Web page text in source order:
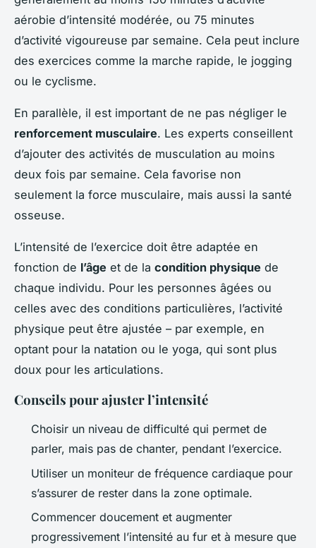
aérobie d’intensité modérée, ou 75 minutes
d’activité vigoureuse par semaine. Cela peut inclure
des exercices comme la marche rapide, le jogging
ou le cyclisme.
En parallèle, il est important de ne pas négliger le
renforcement musculaire. Les experts conseillent
d’ajouter des activités de musculation au moins
deux fois par semaine. Cela favorise non
seulement la force musculaire, mais aussi la santé
osseuse.
L’intensité de l’exercice doit être adaptée en
fonction de l’âge et de la condition physique de
chaque individu. Pour les personnes âgées ou
celles avec des conditions particulières, l’activité
physique peut être ajustée – par exemple, en
optant pour la natation ou le yoga, qui sont plus
doux pour les articulations.
Conseils pour ajuster l’intensité
Choisir un niveau de difficulté qui permet de
parler, mais pas de chanter, pendant l’exercice.
Utiliser un moniteur de fréquence cardiaque pour
s’assurer de rester dans la zone optimale.
Commencer doucement et augmenter
progressivement l’intensité au fur et à mesure que